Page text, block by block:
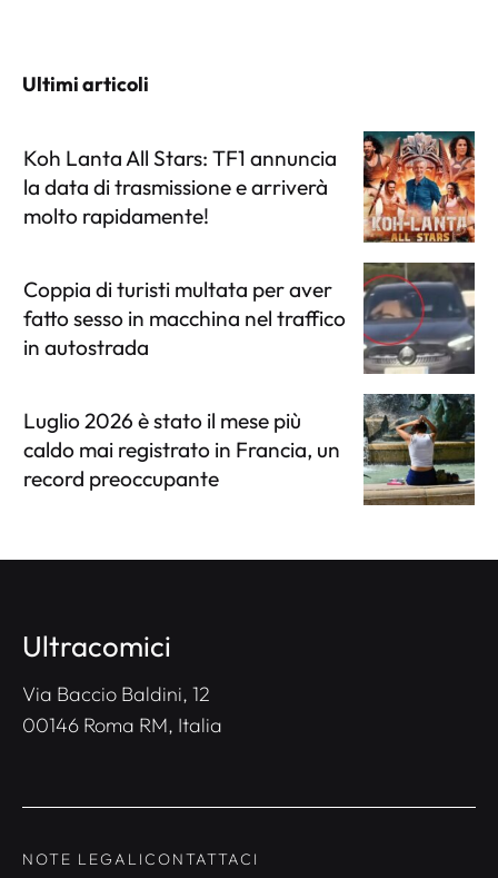
Ultimi articoli
Koh Lanta All Stars: TF1 annuncia
la data di trasmissione e arriverà
molto rapidamente!
Coppia di turisti multata per aver
fatto sesso in macchina nel traffico
in autostrada
Luglio 2026 è stato il mese più
caldo mai registrato in Francia, un
record preoccupante
Ultracomici
Via Baccio Baldini, 12
00146 Roma RM, Italia
NOTE LEGALICONTATTACI